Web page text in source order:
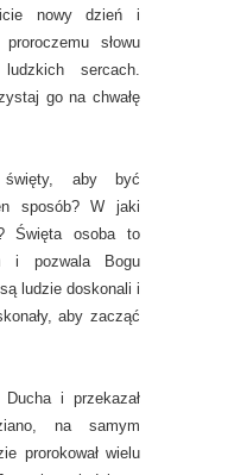
nowy dzień i
słowu
sercach.
go na chwałę
święty, aby być
sposób? W jaki
Święta osoba to
i pozwala Bogu
ludzie doskonali i
aby zacząć
i przekazał
na samym
prorokował wielu